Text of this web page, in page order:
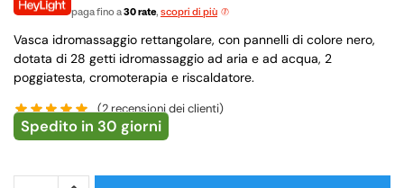
paga fino a30 rate, scopri di più
Vasca idromassaggio rettangolare, con pannelli di colore nero,
dotata di 28 getti idromassaggio ad aria e ad acqua, 2
poggiatesta, cromoterapia e riscaldatore.
(2recensioni dei clienti)
Spedito in 30 giorni